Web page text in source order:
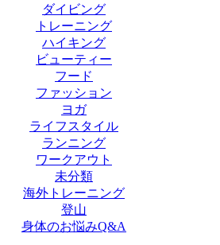
ダイビング
トレーニング
ハイキング
ビューティー
フード
ファッション
ヨガ
ライフスタイル
ランニング
ワークアウト
未分類
海外トレーニング
登山
身体のお悩みQ&A